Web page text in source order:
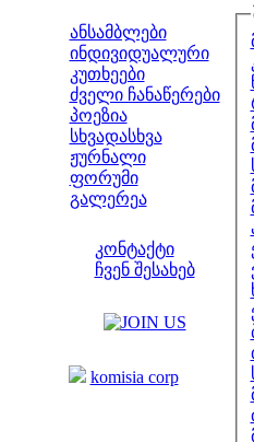
ანსამბლები
ინდივიდუალური
კუთხეები
ძველი ჩანაწერები
პოეზია
სხვადასხვა
ჟურნალი
ფორუმი
გალერეა
კონტაქტი
ჩვენ შესახებ
komisia corp